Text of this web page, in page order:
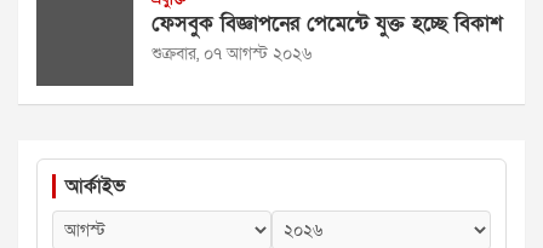
ফেসবুক বিজ্ঞাপনের পেমেন্টে যুক্ত হচ্ছে বিকাশ
শুক্রবার, ০৭ আগস্ট ২০২৬
আর্কাইভ